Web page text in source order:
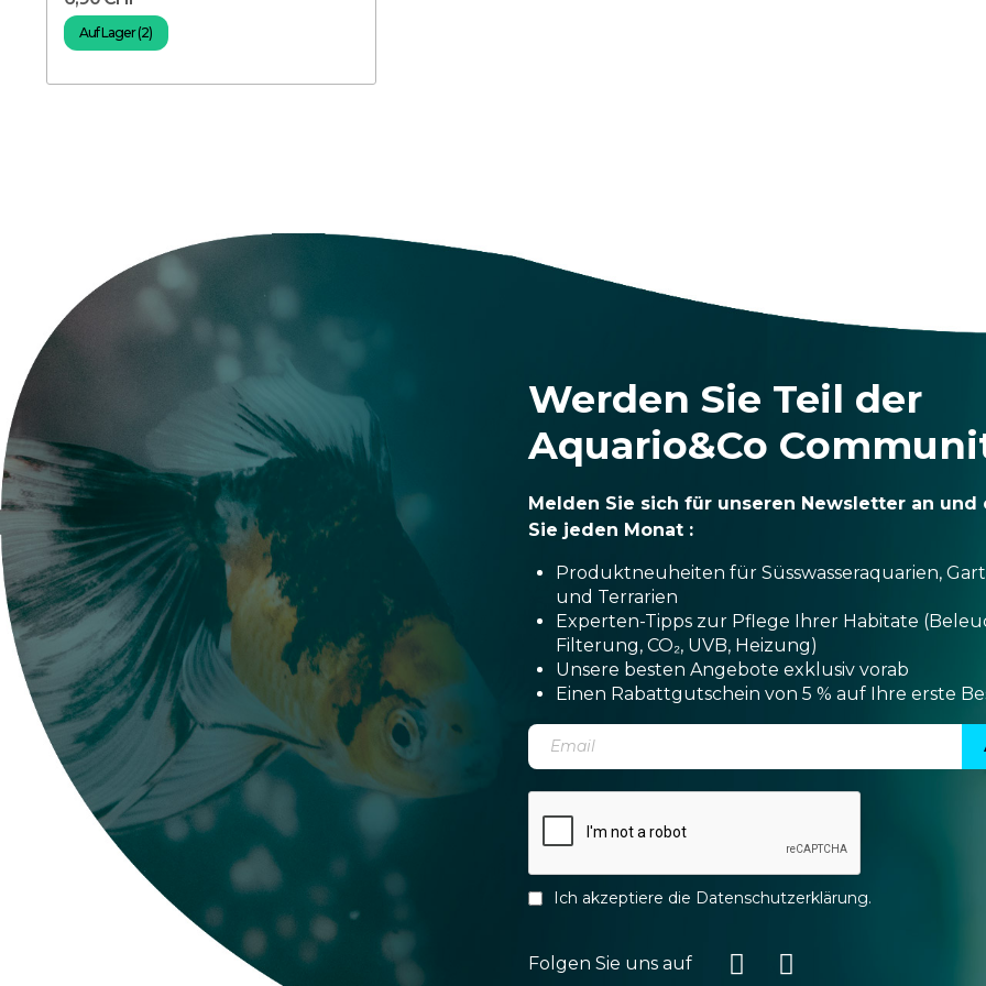
Auf Lager (2)
Werden Sie Teil der
Aquario&Co
Melden Sie sich für unseren Newsletter an und
Sie jeden Monat :
Produktneuheiten für Süsswasseraquarien,
und Terrarien
Experten-Tipps zur Pflege Ihrer Habitate
Filterung, CO₂, UVB, Heizung)
Unsere besten Angebote exklusiv vorab
Einen Rabattgutschein von 5 % auf Ihre erste
Ich akzeptiere die Datenschutzerklärung.
Folgen Sie uns auf